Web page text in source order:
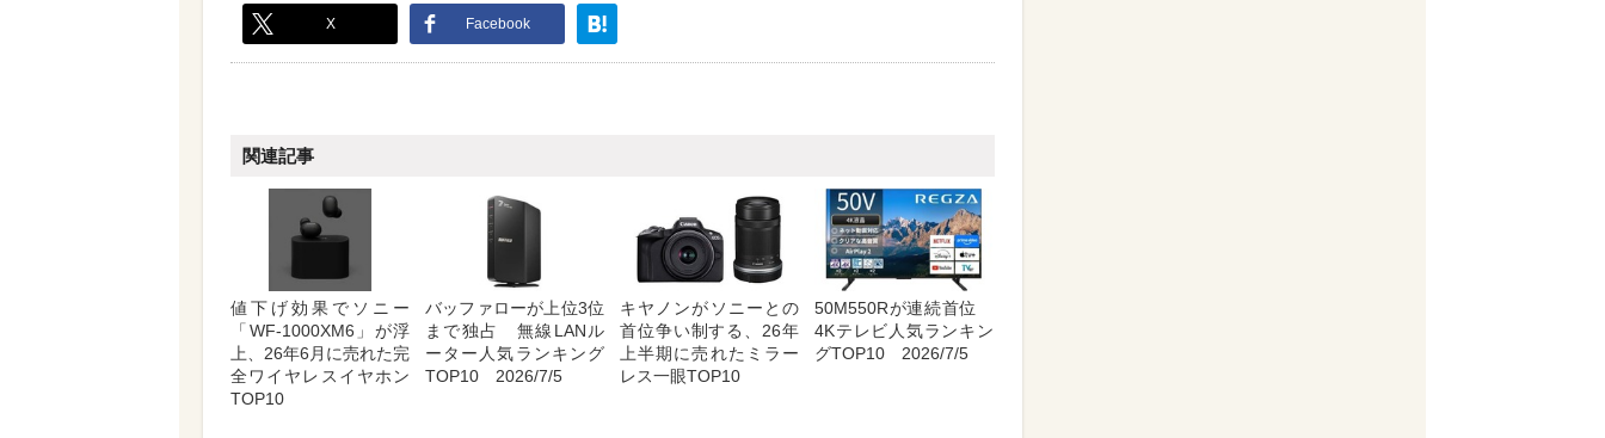
X Facebook
関連記事
値下げ効果でソニー
「WF-1000XM6」が浮
上、26年6月に売れた完
全ワイヤレスイヤホン
TOP10
バッファローが上位3位
まで独占 無線LANル
ーター人気ランキング
TOP10 2026/7/5
キヤノンがソニーとの
首位争い制する、26年
上半期に売れたミラー
レス一眼TOP10
50M550Rが連続首位
4Kテレビ人気ランキン
グTOP10 2026/7/5